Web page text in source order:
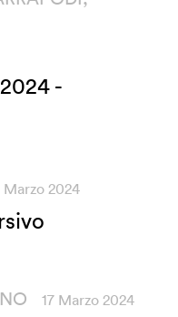
-
Marzo 2024
17 Marzo 2024